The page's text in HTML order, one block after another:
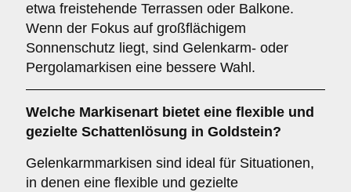
etwa freistehende Terrassen oder Balkone.
Wenn der Fokus auf großflächigem
Sonnenschutz liegt, sind Gelenkarm- oder
Pergolamarkisen eine bessere Wahl.
Welche Markisenart bietet eine flexible und
gezielte Schattenlösung in Goldstein?
Gelenkarmmarkisen sind ideal für Situationen,
in denen eine flexible und gezielte